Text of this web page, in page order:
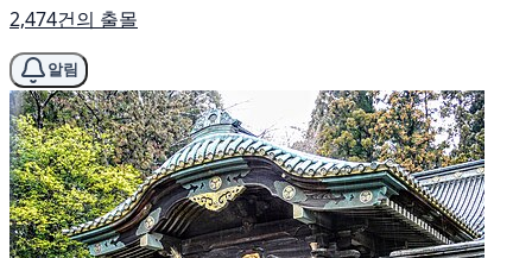
2,474건의 출몰
알림